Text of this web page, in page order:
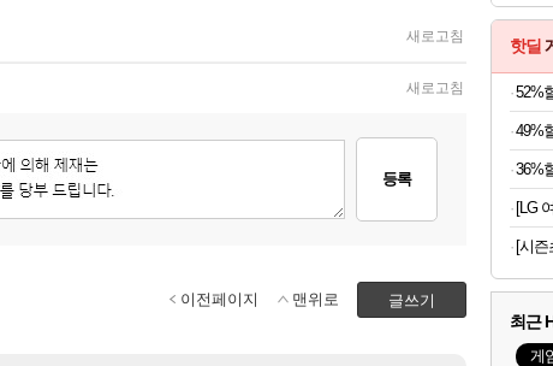
새로고침
새로고침
등록
글쓰기
이전페이지 맨위로
핫딜
최근
게